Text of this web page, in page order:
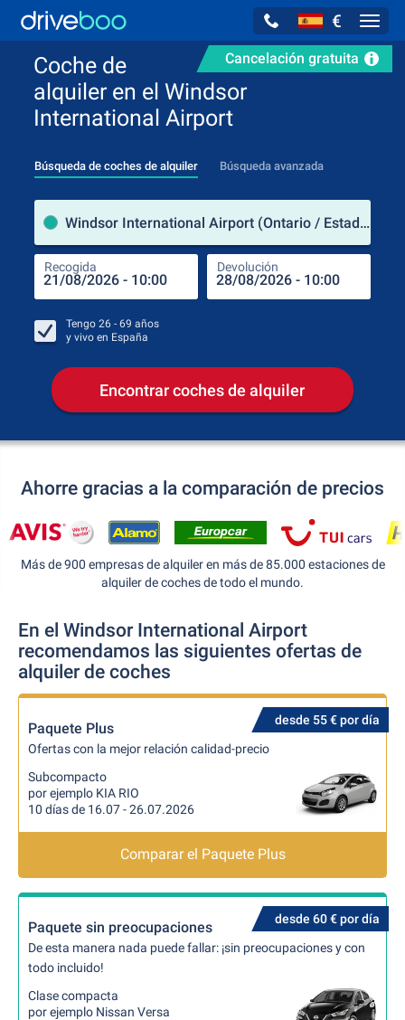
€
Cancelación gratuita
Coche de
alquiler en el Windsor
International Airport
Búsqueda de coches de alquiler Búsqueda avanzada
Windsor International Airport (Ontario / Estados Unidos de América)
Recogida Devolución
Tengo 26 - 69 años
y vivo en España
Encontrar coches de alquiler
Ahorre gracias a la comparación de precios
Más de 900 empresas de alquiler en más de 85.000 estaciones de
alquiler de coches de todo el mundo.
En el Windsor International Airport
recomendamos las siguientes ofertas de
alquiler de coches
desde 55 € por día
Paquete Plus
Ofertas con la mejor relación calidad-precio
Subcompacto
por ejemplo KIA RIO
10 días de 16.07 - 26.07.2026
Comparar el Paquete Plus
desde 60 € por día
Paquete sin preocupaciones
De esta manera nada puede fallar: ¡sin preocupaciones y con
todo incluido!
Clase compacta
por ejemplo Nissan Versa